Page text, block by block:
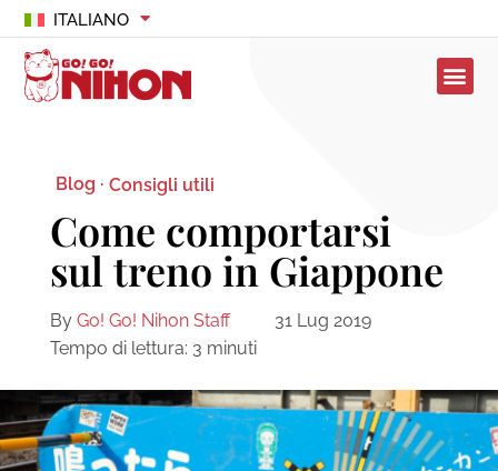
ITALIANO
Blog · Consigli utili
Come comportarsi
sul treno in Giappone
By Go! Go! Nihon Staff
31 Lug 2019
Tempo di lettura: 3 minuti